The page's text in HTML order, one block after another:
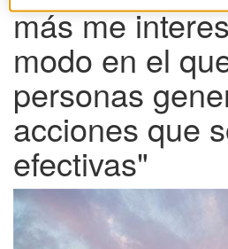
más me
modo en el
personas
acciones que
efectivas"